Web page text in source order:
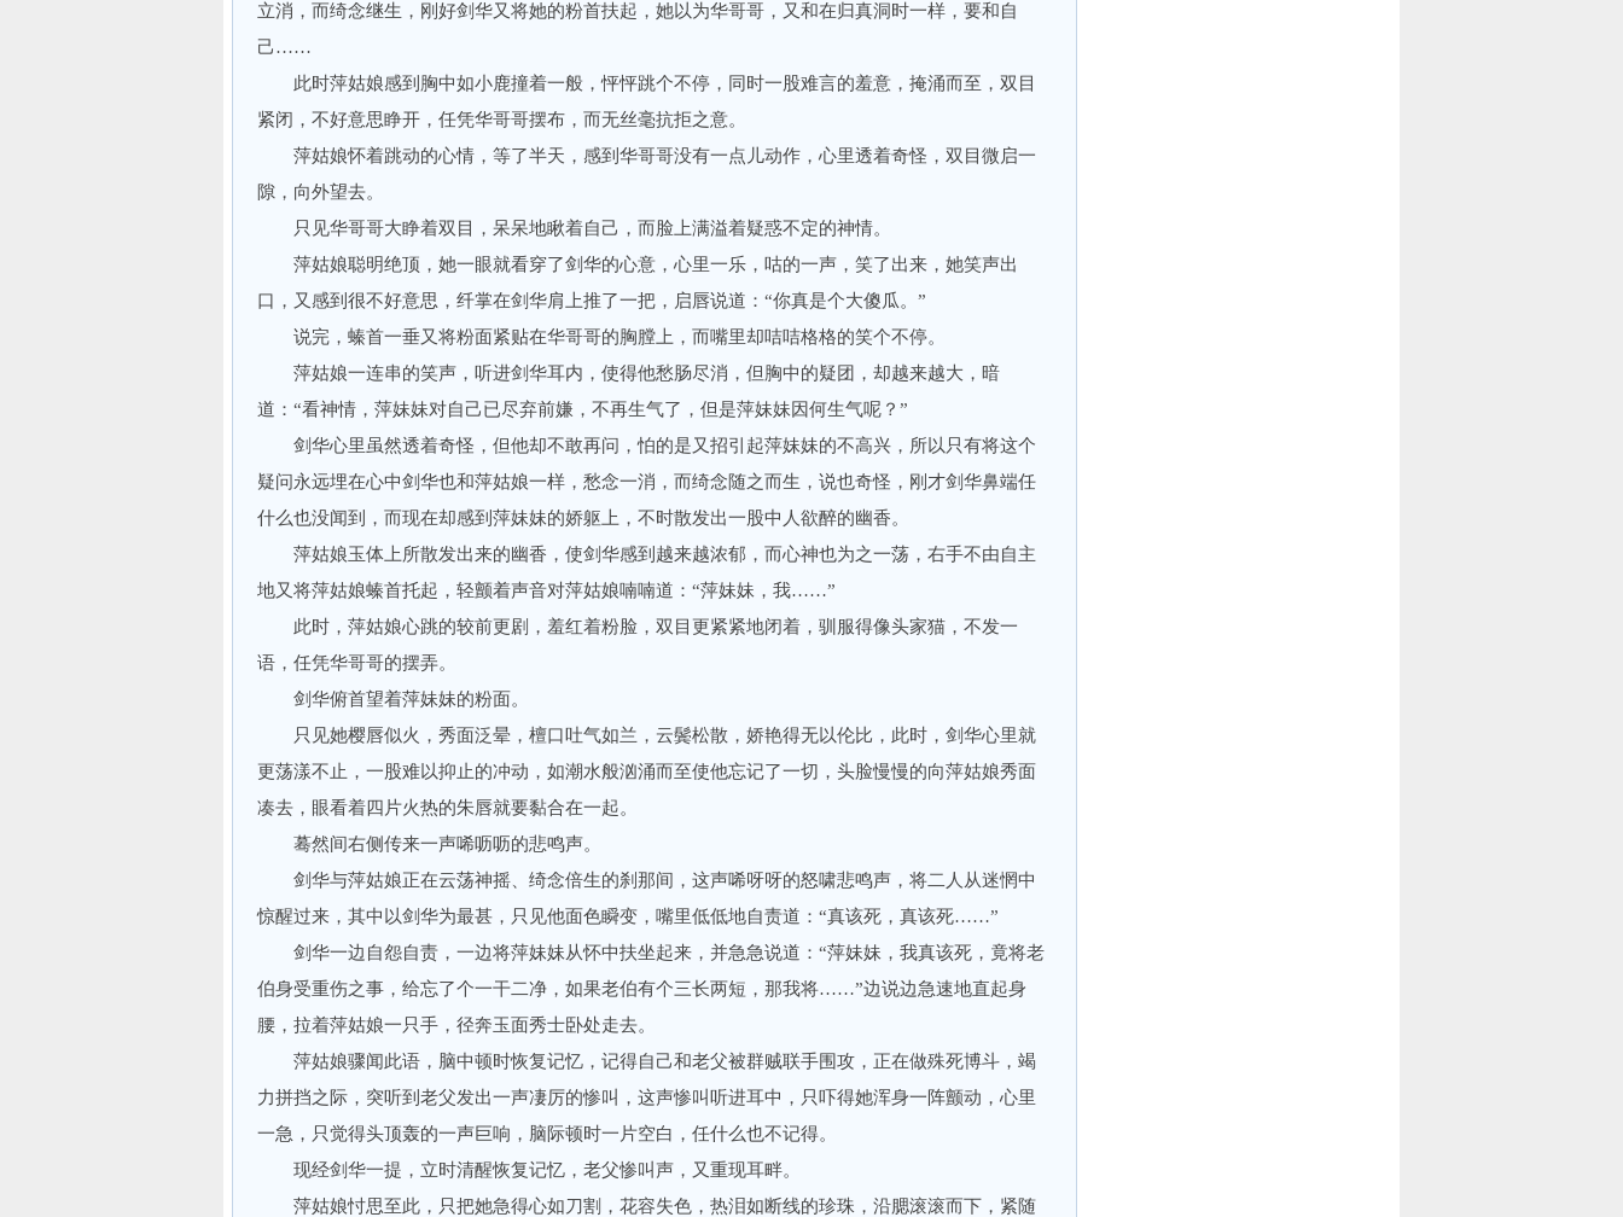
立消，而绮念继生，刚好剑华又将她的粉首扶起，她以为华哥哥，又和在归真洞时一样，要和自
己……
此时萍姑娘感到胸中如小鹿撞着一般，怦怦跳个不停，同时一股难言的羞意，掩涌而至，双目
紧闭，不好意思睁开，任凭华哥哥摆布，而无丝毫抗拒之意。
萍姑娘怀着跳动的心情，等了半天，感到华哥哥没有一点儿动作，心里透着奇怪，双目微启一
隙，向外望去。
只见华哥哥大睁着双目，呆呆地瞅着自己，而脸上满溢着疑惑不定的神情。
萍姑娘聪明绝顶，她一眼就看穿了剑华的心意，心里一乐，咕的一声，笑了出来，她笑声出
口，又感到很不好意思，纤掌在剑华肩上推了一把，启唇说道：“你真是个大傻瓜。”
说完，螓首一垂又将粉面紧贴在华哥哥的胸膛上，而嘴里却咭咭格格的笑个不停。
萍姑娘一连串的笑声，听进剑华耳内，使得他愁肠尽消，但胸中的疑团，却越来越大，暗
道：“看神情，萍妹妹对自己已尽弃前嫌，不再生气了，但是萍妹妹因何生气呢？”
剑华心里虽然透着奇怪，但他却不敢再问，怕的是又招引起萍妹妹的不高兴，所以只有将这个
疑问永远埋在心中剑华也和萍姑娘一样，愁念一消，而绮念随之而生，说也奇怪，刚才剑华鼻端任
什么也没闻到，而现在却感到萍妹妹的娇躯上，不时散发出一股中人欲醉的幽香。
萍姑娘玉体上所散发出来的幽香，使剑华感到越来越浓郁，而心神也为之一荡，右手不由自主
地又将萍姑娘螓首托起，轻颤着声音对萍姑娘喃喃道：“萍妹妹，我……”
此时，萍姑娘心跳的较前更剧，羞红着粉脸，双目更紧紧地闭着，驯服得像头家猫，不发一
语，任凭华哥哥的摆弄。
剑华俯首望着萍妹妹的粉面。
只见她樱唇似火，秀面泛晕，檀口吐气如兰，云鬓松散，娇艳得无以伦比，此时，剑华心里就
更荡漾不止，一股难以抑止的冲动，如潮水般汹涌而至使他忘记了一切，头脸慢慢的向萍姑娘秀面
凑去，眼看着四片火热的朱唇就要黏合在一起。
蓦然间右侧传来一声唏呖呖的悲鸣声。
剑华与萍姑娘正在云荡神摇、绮念倍生的刹那间，这声唏呀呀的怒啸悲鸣声，将二人从迷惘中
惊醒过来，其中以剑华为最甚，只见他面色瞬变，嘴里低低地自责道：“真该死，真该死……”
剑华一边自怨自责，一边将萍妹妹从怀中扶坐起来，并急急说道：“萍妹妹，我真该死，竟将老
伯身受重伤之事，给忘了个一干二净，如果老伯有个三长两短，那我将……”边说边急速地直起身
腰，拉着萍姑娘一只手，径奔玉面秀士卧处走去。
萍姑娘骤闻此语，脑中顿时恢复记忆，记得自己和老父被群贼联手围攻，正在做殊死博斗，竭
力拼挡之际，突听到老父发出一声凄厉的惨叫，这声惨叫听进耳中，只吓得她浑身一阵颤动，心里
一急，只觉得头顶轰的一声巨响，脑际顿时一片空白，任什么也不记得。
现经剑华一提，立时清醒恢复记忆，老父惨叫声，又重现耳畔。
萍姑娘忖思至此，只把她急得心如刀割，花容失色，热泪如断线的珍珠，沿腮滚滚而下，紧随